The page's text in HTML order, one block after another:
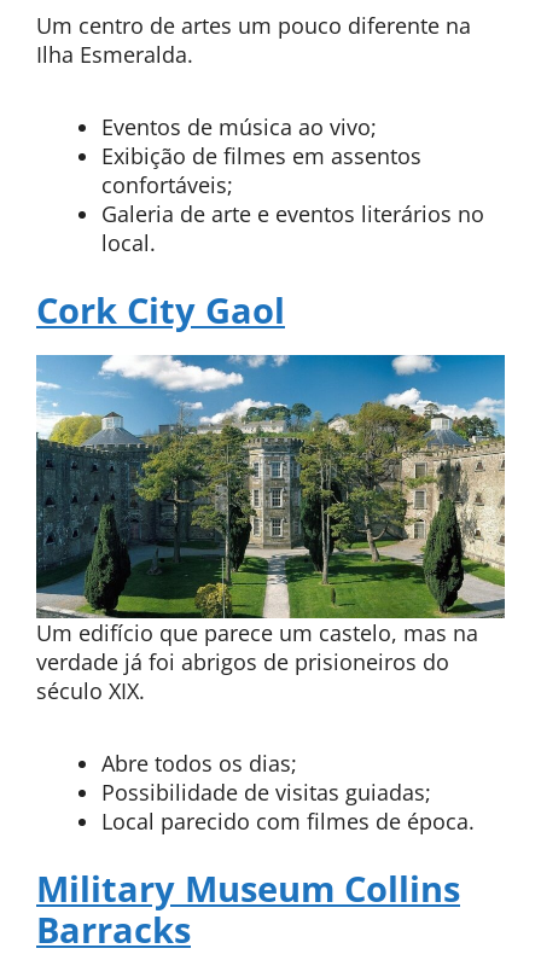
Um centro de artes um pouco diferente na
Ilha Esmeralda.
Eventos de música ao vivo;
Exibição de filmes em assentos
confortáveis;
Galeria de arte e eventos literários no
local.
Cork City Gaol
Um edifício que parece um castelo, mas na
verdade já foi abrigos de prisioneiros do
século XIX.
Abre todos os dias;
Possibilidade de visitas guiadas;
Local parecido com filmes de época.
Military Museum Collins
Barracks